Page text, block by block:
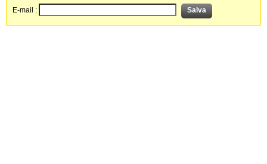
E-mail :